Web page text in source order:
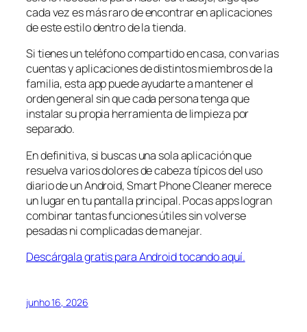
cada vez es más raro de encontrar en aplicaciones
de este estilo dentro de la tienda.
Si tienes un teléfono compartido en casa, con varias
cuentas y aplicaciones de distintos miembros de la
familia, esta app puede ayudarte a mantener el
orden general sin que cada persona tenga que
instalar su propia herramienta de limpieza por
separado.
En definitiva, si buscas una sola aplicación que
resuelva varios dolores de cabeza típicos del uso
diario de un Android, Smart Phone Cleaner merece
un lugar en tu pantalla principal. Pocas apps logran
combinar tantas funciones útiles sin volverse
pesadas ni complicadas de manejar.
Descárgala gratis para Android tocando aquí.
junho 16, 2026